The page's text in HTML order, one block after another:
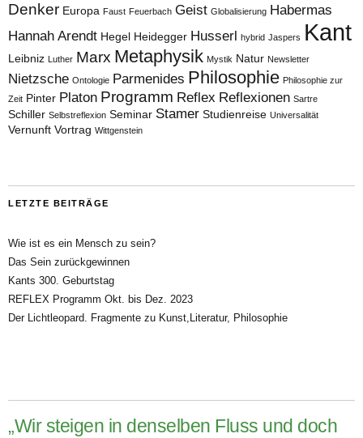
Denker Europa Faust Feuerbach Geist Globalisierung Habermas
Hannah Arendt Hegel Heidegger Husserl hybrid Jaspers Kant
Leibniz Luther Marx Metaphysik Mystik Natur Newsletter
Nietzsche Ontologie Parmenides Philosophie Philosophie zur
Zeit Pinter Platon Programm Reflex Reflexionen Sartre
Schiller Selbstreflexion Seminar Stamer Studienreise Universalität
Vernunft Vortrag Wittgenstein
LETZTE BEITRÄGE
Wie ist es ein Mensch zu sein?
Das Sein zurückgewinnen
Kants 300. Geburtstag
REFLEX Programm Okt. bis Dez. 2023
Der Lichtleopard. Fragmente zu Kunst,Literatur, Philosophie
„Wir steigen in denselben Fluss und doch